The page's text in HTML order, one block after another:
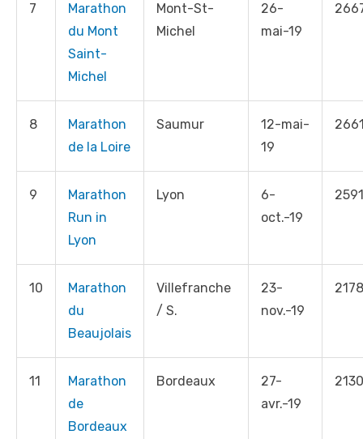
7
Marathon
du Mont
Saint-
Michel
Mont-St-
Michel
26-
mai-19
8
Marathon
de la Loire
Saumur
12-mai-
19
9
Marathon
Run in
Lyon
Lyon
6-
oct.-19
2591
10
Marathon
du
Beaujolais
Villefranche
/ S.
23-
nov.-19
2178
11
Marathon
de
Bordeaux
Bordeaux
27-
avr.-19
2130